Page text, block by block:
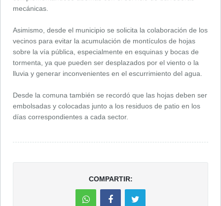
mecánicas.
Asimismo, desde el municipio se solicita la colaboración de los
vecinos para evitar la acumulación de montículos de hojas
sobre la vía pública, especialmente en esquinas y bocas de
tormenta, ya que pueden ser desplazados por el viento o la
lluvia y generar inconvenientes en el escurrimiento del agua.
Desde la comuna también se recordó que las hojas deben ser
embolsadas y colocadas junto a los residuos de patio en los
días correspondientes a cada sector.
COMPARTIR: